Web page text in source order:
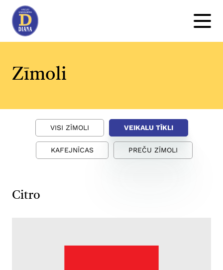
Zīmoli
VISI ZĪMOLI VEIKALU TĪKLI
KAFEJNĪCAS PREČU ZĪMOLI
Citro